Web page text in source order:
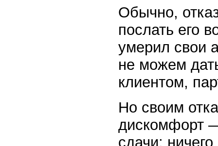
Обычно,
послать его
умерил свои
не можем
клиентом,
Но своим
дискомфорт
сдачи: